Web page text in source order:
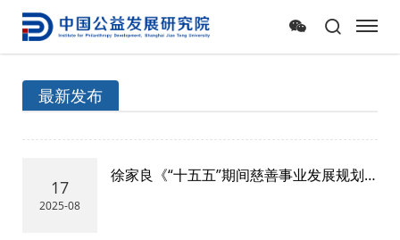
最新发布
17
2025-08
徐家良《“十五五”期间慈善事业发展规划